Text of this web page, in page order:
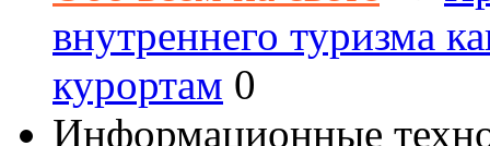
внутреннего туризма
курортам 0
Информационные